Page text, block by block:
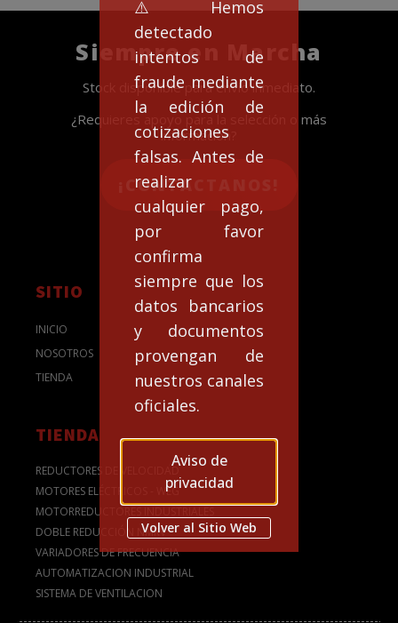
⚠️Hemos
detectado
intentos de
fraude mediante
la edición de
cotizaciones
falsas. Antes de
realizar
cualquier pago,
por favor
confirma
siempre que los
datos bancarios
y documentos
provengan de
nuestros canales
oficiales.
Aviso de
privacidad
Volver al Sitio Web
Siempre en Marcha
Stock disponible para envío inmediato.
¿Requieres apoyo para la selección o más
información?
¡CONTACTANOS!
SITIO
INICIO
NOSOTROS
TIENDA
TIENDA
REDUCTORES DE VELOCIDAD
MOTORES ELÉCTRICOS - WEG
MOTORREDUCTORES INDUSTRIALES
DOBLE REDUCCIÓN NMRV
VARIADORES DE FRECUENCIA
AUTOMATIZACION INDUSTRIAL
SISTEMA DE VENTILACION